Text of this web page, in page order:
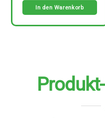
In den Warenkorb